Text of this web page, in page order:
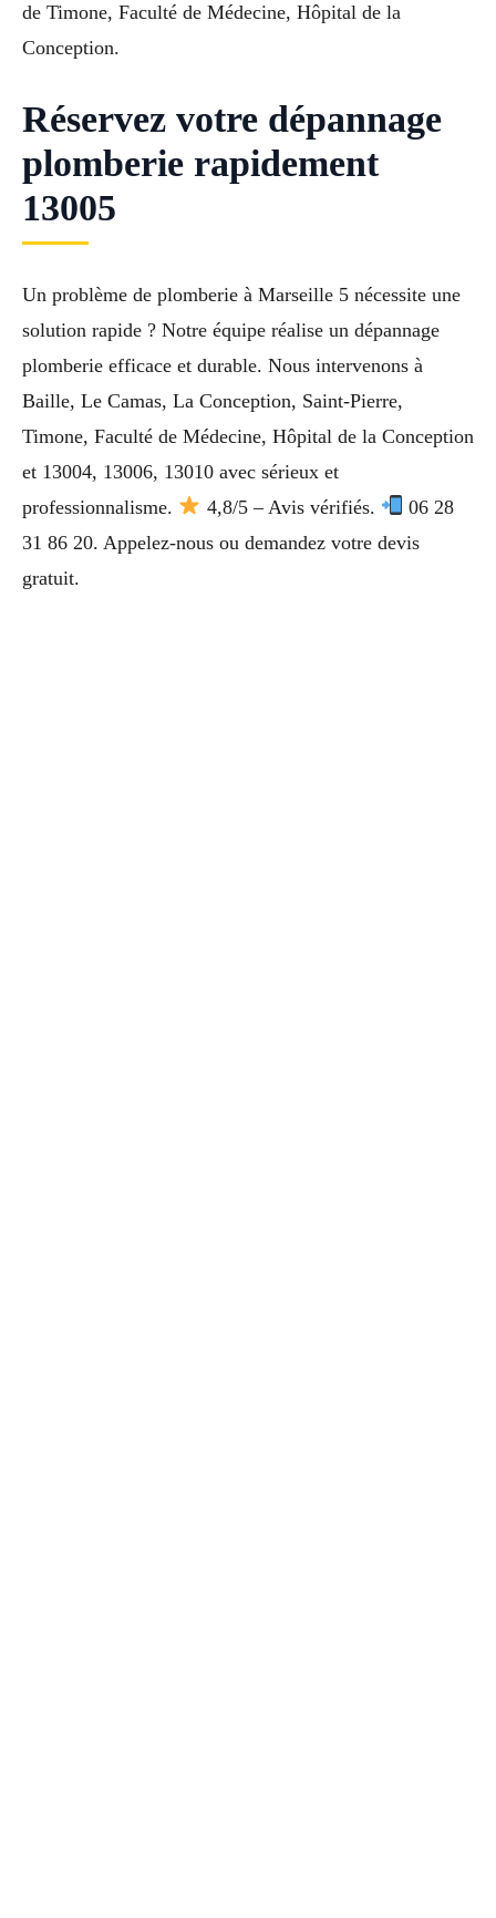
de Timone, Faculté de Médecine, Hôpital de la
Conception.
Réservez votre dépannage
plomberie rapidement
13005
Un problème de plomberie à Marseille 5 nécessite une
solution rapide ? Notre équipe réalise un dépannage
plomberie efficace et durable. Nous intervenons à
Baille, Le Camas, La Conception, Saint-Pierre,
Timone, Faculté de Médecine, Hôpital de la Conception
et 13004, 13006, 13010 avec sérieux et
professionnalisme.
4,8/5 – Avis vérifiés.
06 28
31 86 20. Appelez-nous ou demandez votre devis
gratuit.